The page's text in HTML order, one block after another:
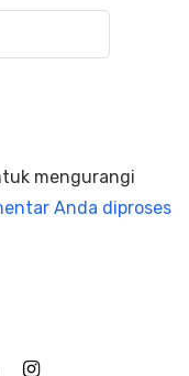
mengurangi
Anda diproses